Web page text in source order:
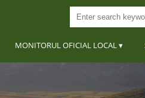
MONITORUL OFICIAL LOCAL